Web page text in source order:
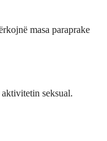
masa paraprake
seksual.